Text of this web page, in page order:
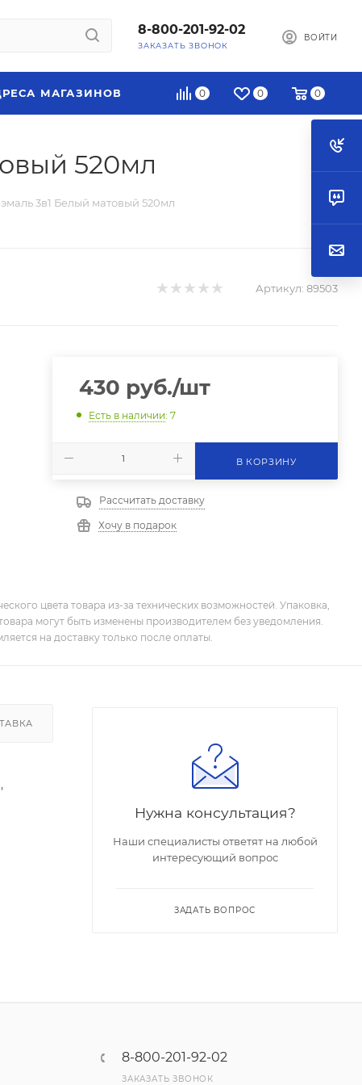
8-800-201-92-02
ЗАКАЗАТЬ ЗВОНОК
ВОЙТИ
0 0 0
МАГАЗИНОВ
520мл
3в1 Белый матовый 520мл
Артикул: 89503
430 руб./шт
Есть в наличии: 7
В КОРЗИНУ
Рассчитать доставку
Хочу в подарок
цвета товара из-за технических возможностей. Упаковка,
могут быть изменены производителем без уведомления.
на доставку только после оплаты.
Нужна консультация?
Наши специалисты ответят на любой
интересующий вопрос
ЗАДАТЬ ВОПРОС
8-800-201-92-02
ЗАКАЗАТЬ ЗВОНОК